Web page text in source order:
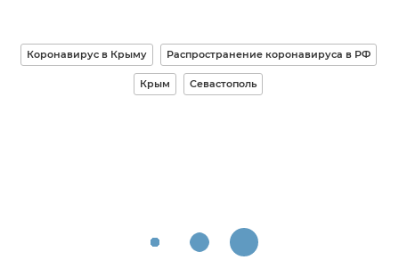
Коронавирус в Крыму Распространение коронавируса в РФ
Крым Севастополь